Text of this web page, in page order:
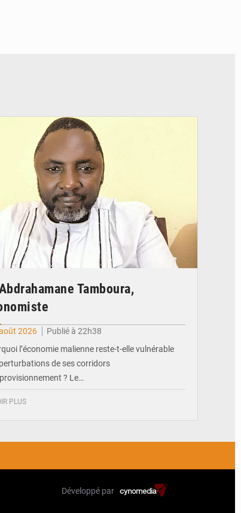
Tamboura,
2026
Publié à 22h38
l’économie malienne reste-t-elle vulnérable
de ses corridors
? Le…
PLUS
Développé par